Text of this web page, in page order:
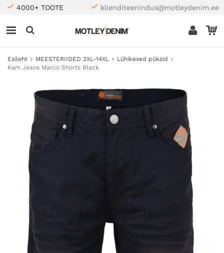
4000+ TOOTE klienditeenindus@motleydenim.ee
Esileht MEESTERIIDED 2XL-14XL
Lühikesed püksid
Kam Jeans Marco Shorts Black